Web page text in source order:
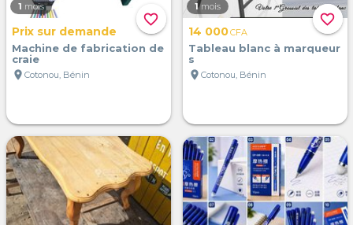
favorite_border
1 mois
Prix sur demande
Machine de fabrication de
craie
location_on Cotonou, Bénin
favorite_border
1 mois
14 000CFA
Tableau blanc à marqueur
s
location_on Cotonou, Bénin